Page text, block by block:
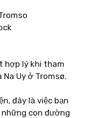
hợp lý khi tham
Uy ở Tromsø.
đây là việc bạn
con đường